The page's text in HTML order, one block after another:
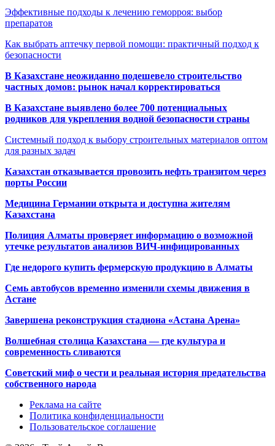
Эффективные подходы к лечению геморроя: выбор
препаратов
Как выбрать аптечку первой помощи: практичный подход к
безопасности
В Казахстане неожиданно подешевело строительство
частных домов: рынок начал корректироваться
В Казахстане выявлено более 700 потенциальных
родников для укрепления водной безопасности страны
Системный подход к выбору строительных материалов оптом
для разных задач
Казахстан отказывается провозить нефть транзитом через
порты России
Медицина Германии открыта и доступна жителям
Казахстана
Полиция Алматы проверяет информацию о возможной
утечке результатов анализов ВИЧ-инфицированных
Где недорого купить фермерскую продукцию в Алматы
Семь автобусов временно изменили схемы движения в
Астане
Завершена реконструкция стадиона «Астана Арена»
Волшебная столица Казахстана — где культура и
современность сливаются
Советский миф о чести и реальная история предательства
собственного народа
Реклама на сайте
Политика конфиденциальности
Пользовательское соглашение